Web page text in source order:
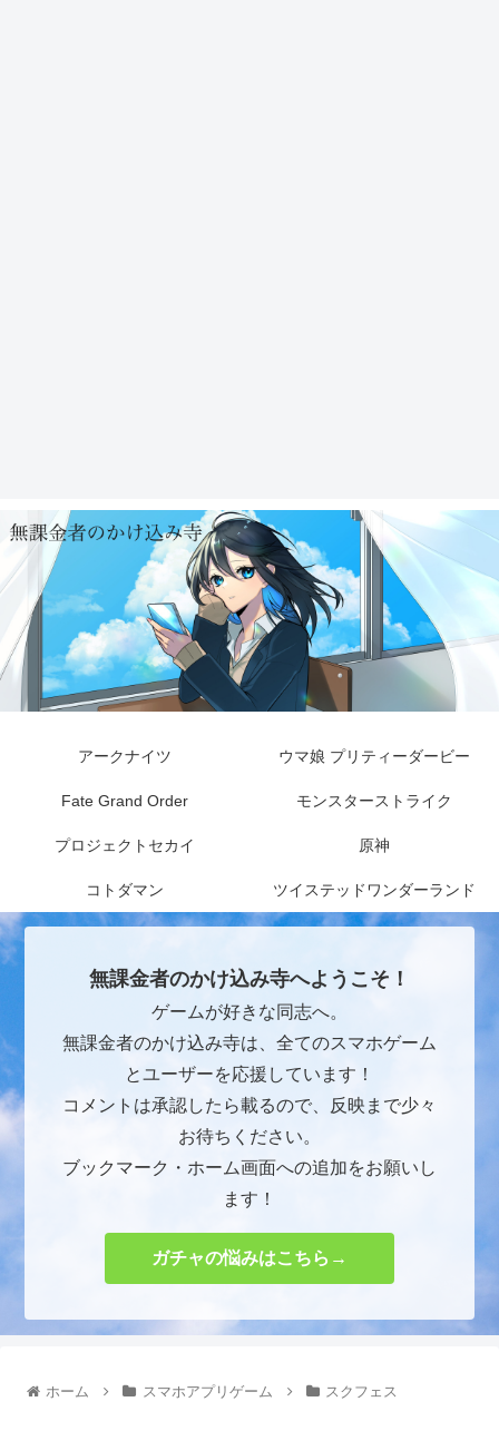
アークナイツ ウマ娘 プリティーダービー
Fate Grand Order モンスターストライク
プロジェクトセカイ 原神
コトダマン ツイステッドワンダーランド
無課金者のかけ込み寺へようこそ！
ゲームが好きな同志へ。
無課金者のかけ込み寺は、全てのスマホゲーム
とユーザーを応援しています！
コメントは承認したら載るので、反映まで少々
お待ちください。
ブックマーク・ホーム画面への追加をお願いし
ます！
ガチャの悩みはこちら→
ホーム スマホアプリゲーム スクフェス